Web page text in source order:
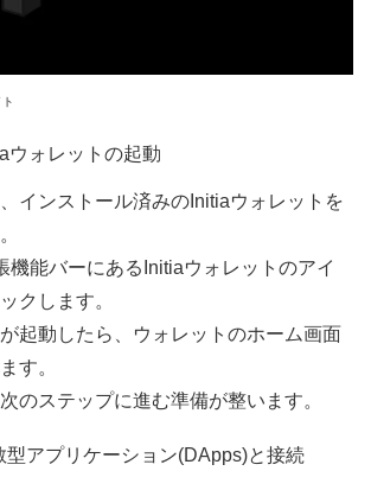
ウォレットの起動
インストール済みのInitiaウォレットを
機能バーにあるInitiaウォレットのアイ
クします。
起動したら、ウォレットのホーム画面
す。
のステップに進む準備が整います。
型アプリケーション(DApps)と接続